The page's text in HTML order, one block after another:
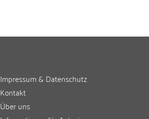
Impressum & Datenschutz
Kontakt
Über uns